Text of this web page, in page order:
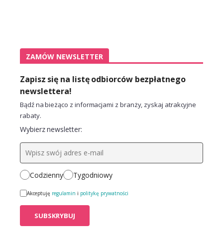
ZAMÓW NEWSLETTER
Zapisz się na listę odbiorców bezpłatnego
newslettera!
Bądź na bieżąco z informacjami z branży, zyskaj atrakcyjne
rabaty.
Wybierz newsletter:
Codzienny Tygodniowy
Akceptuję regulamin i politykę prywatności